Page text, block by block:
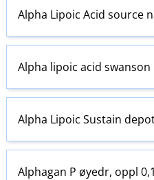
Alpha Lipoic Acid source
Alpha lipoic acid swanson
Alpha Lipoic Sustain
Alphagan P øyedr, oppl